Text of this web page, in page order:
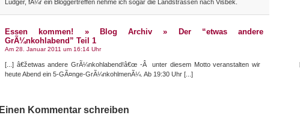
Ludger, fÃ¼r ein Bloggertreffen nehme ich sogar die Landstrassen nach Visbek.
Essen kommen! » Blog Archiv » Der “etwas andere
GrÃ¼nkohlabend” Teil 1
Am 28. Januar 2011 um 16:14 Uhr
[...] â€žetwas andere GrÃ¼nkohlabend!â€œ -Â unter diesem Motto veranstalten wir
heute Abend ein 5-GÃ¤nge-GrÃ¼nkohlmenÃ¼. Ab 19:30 Uhr [...]
Einen Kommentar schreiben